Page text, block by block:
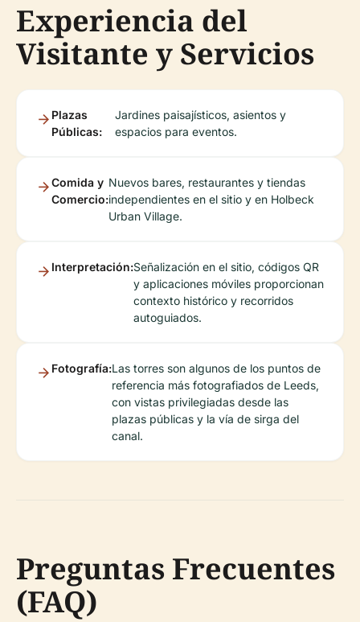
Experiencia del
Visitante y Servicios
Plazas
Públicas:
Jardines paisajísticos, asientos y
espacios para eventos.
Comida y
Comercio:
Nuevos bares, restaurantes y tiendas
independientes en el sitio y en Holbeck
Urban Village.
Interpretación:Señalización en el sitio, códigos QR
y aplicaciones móviles proporcionan
contexto histórico y recorridos
autoguiados.
Fotografía:Las torres son algunos de los puntos de
referencia más fotografiados de Leeds,
con vistas privilegiadas desde las
plazas públicas y la vía de sirga del
canal.
Preguntas Frecuentes
(FAQ)